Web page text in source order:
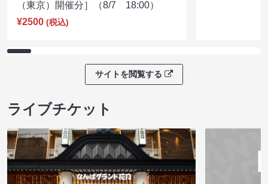
（東京）開催分］（8/7 18:00）
¥2500 (税込)
サイトを閲覧する
ライブチケット